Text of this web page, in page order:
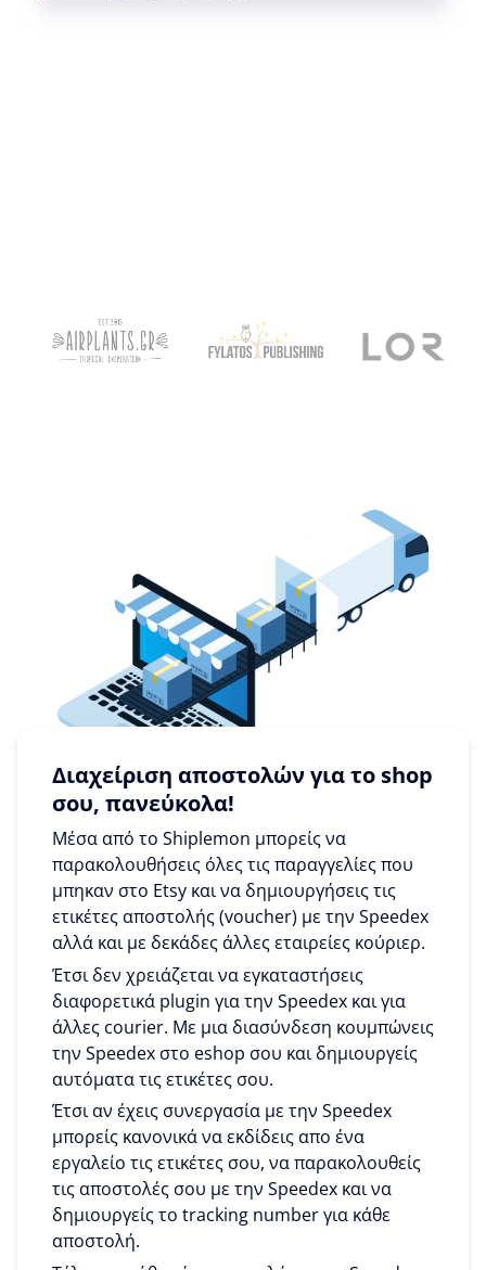
Διαχείριση αποστολών για το shop
σου, πανεύκολα!
Μέσα από το Shiplemon μπορείς να
παρακολουθήσεις όλες τις παραγγελίες που
μπηκαν στο Etsy και να δημιουργήσεις τις
ετικέτες αποστολής (voucher) με την Speedex
αλλά και με δεκάδες άλλες εταιρείες κούριερ.
Έτσι δεν χρειάζεται να εγκαταστήσεις
διαφορετικά plugin για την Speedex και για
άλλες courier. Με μια διασύνδεση κουμπώνεις
την Speedex στο eshop σου και δημιουργείς
αυτόματα τις ετικέτες σου.
Έτσι αν έχεις συνεργασία με την Speedex
μπορείς κανονικά να εκδίδεις απο ένα
εργαλείο τις ετικέτες σου, να παρακολουθείς
τις αποστολές σου με την Speedex και να
δημιουργείς το tracking number για κάθε
αποστολή.